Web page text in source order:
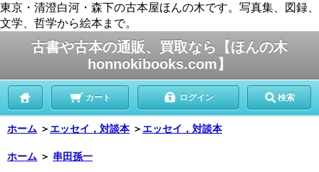
東京・清澄白河・森下の古本屋ほんの木です。写真集、図録、
文学、哲学から絵本まで。
古書や古本の通販、買取なら【ほんの木
honnokibooks.com】
カート ログイン 検索
ホーム ＞ エッセイ，対談本 ＞ エッセイ，対談本
ホーム ＞ 串田孫一